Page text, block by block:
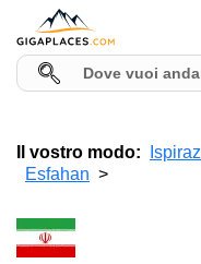
Il vostro modo:
Esfahan